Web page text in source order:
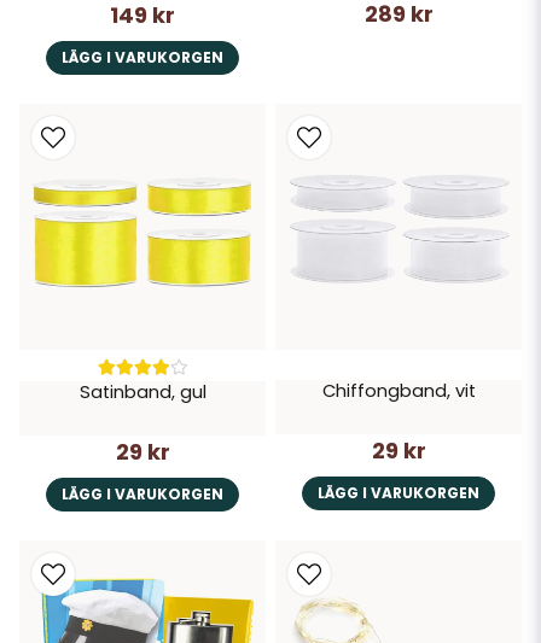
149 kr
LÄGG I VARUKORGEN
289 kr
Satinband, gul
29 kr
LÄGG I VARUKORGEN
Chiffongband, vit
29 kr
LÄGG I VARUKORGEN